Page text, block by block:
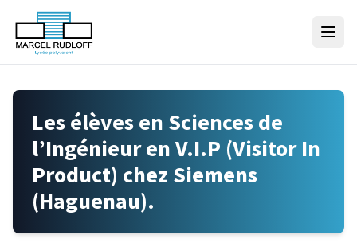
Skip to content
Les élèves en Sciences de
l’Ingénieur en V.I.P (Visitor In
Product) chez Siemens
(Haguenau).